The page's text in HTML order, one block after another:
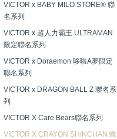
VICTOR x BABY MILO STORE® 聯
名系列
VICTOR x 超人力霸王 ULTRAMAN
限定聯名系列
VICTOR x Doraemon 哆啦A夢限定
聯名系列
VICTOR x DRAGON BALL Z 聯名系
列
VICTOR X Care Bears聯名系列
VICTOR X CRAYON SHINCHAN 蠟